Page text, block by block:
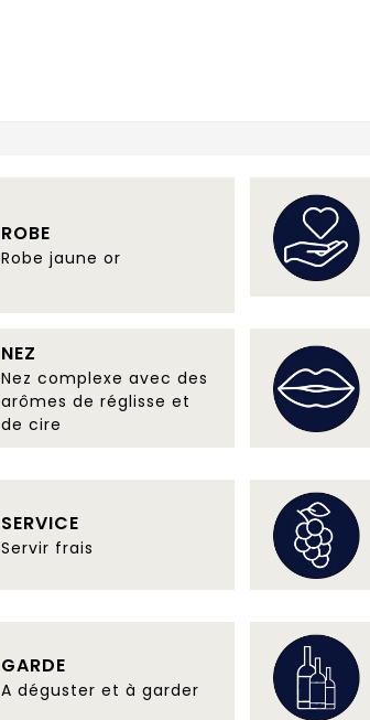
ROBE
Robe jaune or
NEZ
Nez complexe avec des
arômes de réglisse et
de cire
SERVICE
Servir frais
GARDE
A déguster et à garder